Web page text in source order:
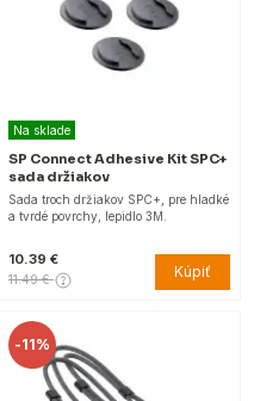
Na sklade
SP Connect Adhesive Kit SPC+
sada držiakov
Sada troch držiakov SPC+, pre hladké
a tvrdé povrchy, lepidlo 3M.
10.39 €
11.49 € Kúpiť
-11%